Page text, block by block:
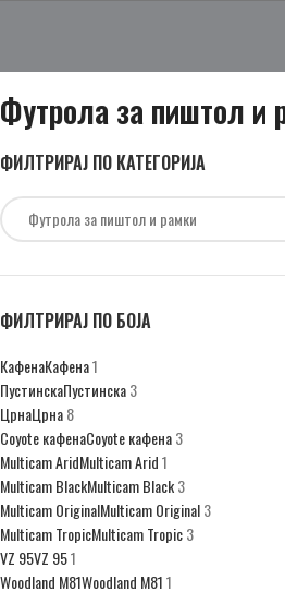
Футрола за пиштол и
ФИЛТРИРАЈ ПО КАТЕГОРИЈА
ФИЛТРИРАЈ ПО БОЈА
КафенаКафена1
ПустинскаПустинска3
ЦрнаЦрна8
Coyote кафенаCoyote кафена3
Multicam AridMulticam Arid1
Multicam BlackMulticam Black3
Multicam OriginalMulticam Original3
Multicam TropicMulticam Tropic3
VZ 95VZ 951
Woodland М81Woodland М811